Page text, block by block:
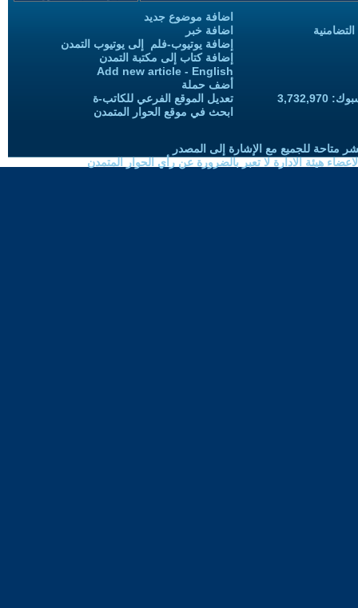
اضافة موضوع جديد
اضافة خبر
إضافة يوتيوب-فلم إلى يوتيوب التمدن
إضافة كتاب إلى مكتبة التمدن
Add new article - English
أضف حملة
تعديل الموقع الفرعي للكاتب-ة
ابحث في موقع الحوار المتمدن
متاحة للجميع مع الإشارة إلى المصدر
هيئة الادارة لا تعبر بالضرورة عن رأي الحوار المتمدن